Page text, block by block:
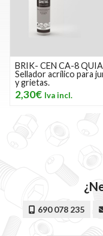
BRIK- CEN CA-8
Sellador acrílico para
y grietas.
2,30€
690 078 235